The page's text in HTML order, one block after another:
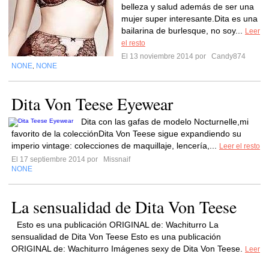
belleza y salud además de ser una
mujer super interesante.Dita es una
bailarina de burlesque, no soy...
Leer
el resto
El 13 noviembre 2014 por
Candy874
NONE NONE
Dita Von Teese Eyewear
Dita con las gafas de modelo Nocturnelle,mi
favorito de la colecciónDita Von Teese sigue expandiendo su
imperio vintage: colecciones de maquillaje, lencería,...
Leer el resto
El 17 septiembre 2014 por
Missnaif
NONE
La sensualidad de Dita Von Teese
Esto es una publicación ORIGINAL de: Wachiturro La
sensualidad de Dita Von Teese Esto es una publicación
ORIGINAL de: Wachiturro Imágenes sexy de Dita Von Teese.
Leer